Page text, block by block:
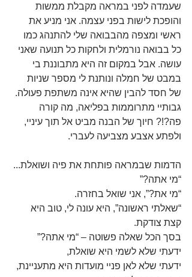
שעמדה לפני במראה מקבלת ממשות
והופכת לישות בפני עצמה. אני מניע את
ראשי ומצפה מהבבואה שלי להתנהג כמו
כל בבואה נורמלית ולחקות כל תנועה שאני
עושה. אבל במקום זה היא מתבוננת בי
במבט של חמלה ונותנת לי מספר שניות
של חסד להבין שהיא אינה משתפת פעולה.
גבותיי מתרוממות בפליאה, מה קורה
פה?!? חיוך של הבנה מביט אל תוך עיניי,
ולפתע אצבע מצביעה לעברי.
הדמות שבמראה פותחת את פיה ושואלת...
“מי אתה?”
“מי את?”, אני שואל בחזרה.
“שאלתי ראשונה”, היא עונה לי, טוב היא
קצת צודקת.
בסך הכל שאלה פשוטה – “מי אתה?”
ידעתי שלא לשמי היא שואלת,
ידעתי שלא לאן פניי מועדות היא מתעניינת,